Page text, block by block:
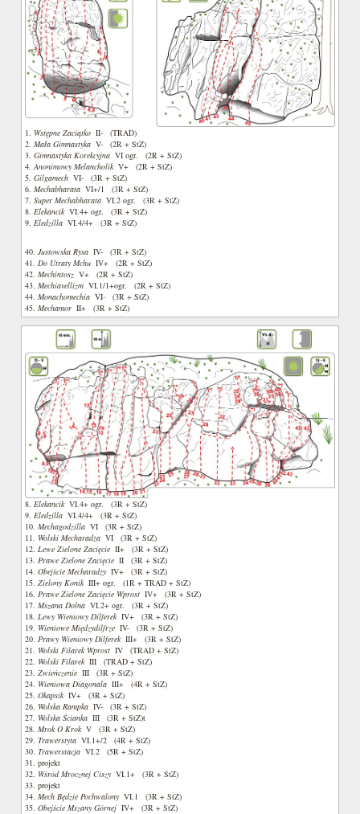
1. Wstępne Zaciątko II- (TRAD)
2. Mała Gimnastyka V- (2R + StZ)
3. Gimnastyka Korekcyjna VI ogr. (2R + StZ)
4.Anonimowy MelancholikV+ (2R + StZ)
5. Gilgamech VI- (3R + StZ)
6. Mechabharata VI+/1 (3R + StZ)
7. Super Mechabharata VI.2 ogr. (3R + StZ)
8. Elekancik VI.4+ ogr. (3R + StZ)
9. Eledzilla VI.4/4+ (3R + StZ)
40. Justowska Rysa IV- (3R + StZ)
41. Do Utraty Mchu IV+ (2R + StZ)
42. Mechintosz V+ (2R + StZ)
43. Mechiavellizm VI.1/1+ogr. (2R + StZ)
44. Monachomechia VI- (3R + StZ)
45. Mechamor II+ (3R + StZ)
8. Elekancik VI.4+ ogr. (3R + StZ)
9. Eledzilla VI.4/4+ (3R + StZ)
10. Mechagodzilla VI (3R + StZ)
11. Wolski Mecharadża VI (3R + StZ)
12. Lewe Zielone Zacięcie II+ (3R + StZ)
13. Prawe Zielone Zacięcie II (3R + StZ)
14. Obejście MecharadżyIV+ (3R + StZ)
15. Zielony KonikIII+ ogr. (1R + TRAD + StZ)
16. Prawe Zielone Zacięcie Wprost IV+ (3R + StZ)
17. Mszana Dolna VI.2+ ogr. (3R + StZ)
18. Lewy Wieniowy DilferekIV+ (3R + StZ)
19. Wieniowe Międzydilfrze IV- (3R + StZ)
20. Prawy Wieniowy DilferekIII+ (3R + StZ)
21. Wolski Filarek Wprost IV (TRAD + StZ)
22. Wolski FilarekIII (TRAD + StZ)
23. Zwieńczenie III (3R + StZ)
24. Wieniowa Diagonala III+ (4R + StZ)
25. OkapsikIV+ (3R + StZ)
26. Wolska Rampka IV- (3R + StZ)
27. Wolska Ścianka III (3R + StZ)t
28. Mrok O KrokV (3R + StZ)
29. Trawerstyta VI.1+/2 (4R + StZ)
30. Trawerstacja VI.2 (5R + StZ)
31. projekt
32. Wśród Mrocznej CiszyVI.1+ (3R + StZ)
33. projekt
34. Mech Będzie PochwalonyVI.1 (3R + StZ)
35. Obejście Mszany Górnej IV+ (3R + StZ)